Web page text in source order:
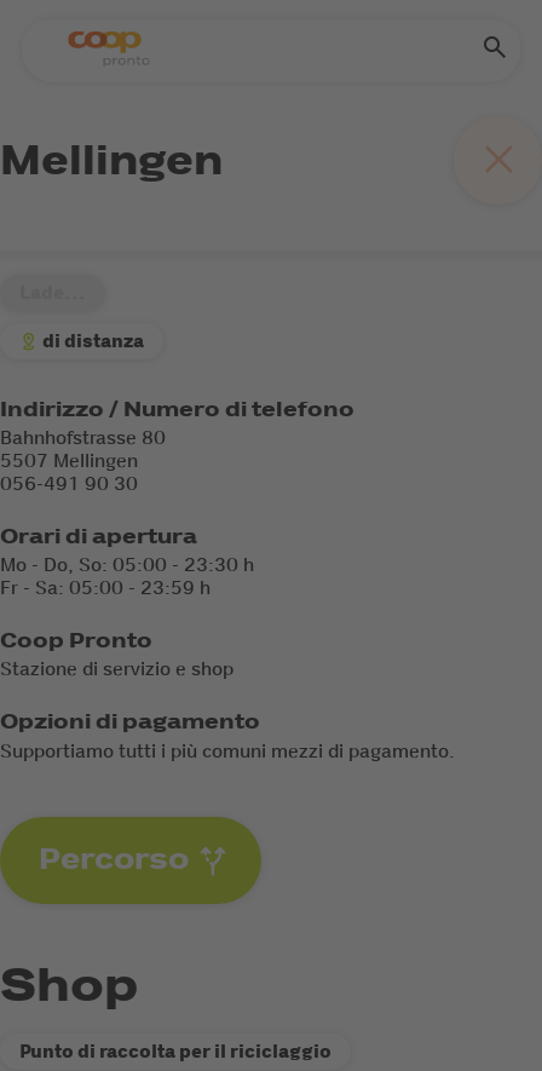
Mellingen
di distanza
Indirizzo / Numero di telefono
Bahnhofstrasse 80
5507 Mellingen
056-491 90 30
Orari di apertura
Mo - Do, So: 05:00 - 23:30 h
Fr - Sa: 05:00 - 23:59 h
Coop Pronto
Stazione di servizio e shop
Opzioni di pagamento
Supportiamo tutti i più comuni mezzi di pagamento.
Percorso
Shop
Punto di raccolta per il riciclaggio